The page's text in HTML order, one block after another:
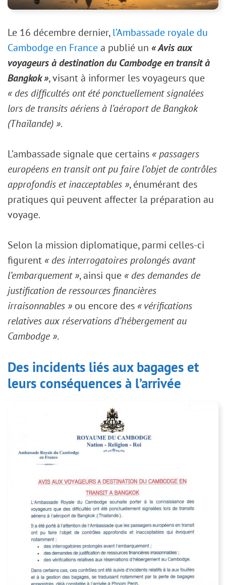
Le 16 décembre dernier,l’Ambassade royale du
Cambodge en Francea publié un « Avis aux
voyageurs à destination du Cambodge en transit à
Bangkok », visant à informer les voyageurs que
« des difficultés ont été ponctuellement signalées
lors de transits aériens à l’aéroport de Bangkok
(Thaïlande) ».
L’ambassade signale que certains « passagers
européens en transit ont pu faire l’objet de contrôles
approfondis et inacceptables », énumérant des
pratiques qui peuvent affecter la préparation au
voyage.
Selon la mission diplomatique, parmi celles-ci
figurent « des interrogatoires prolongés avant
l’embarquement », ainsi que « des demandes de
justification de ressources financières
irraisonnables » ou encore des « vérifications
relatives aux réservations d’hébergement au
Cambodge ».
Des incidents liés aux bagages et
leurs conséquences à l’arrivée